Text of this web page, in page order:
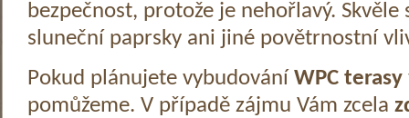
bezpečnost, protože je nehořlavý.
sluneční paprsky ani jiné povětrnostní
Pokud plánujete vybudování WPC terasy
pomůžeme. V případě zájmu Vám zcela